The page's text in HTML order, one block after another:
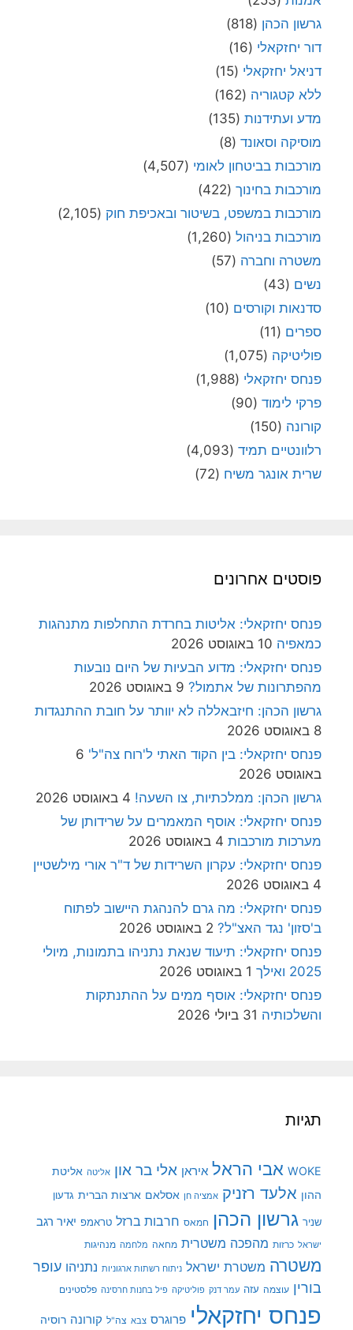
גרשון הכהן (818)
דור יחזקאלי (16)
דניאל יחזקאלי (15)
ללא קטגוריה (162)
מדע ועתידנות (135)
מוסיקה וסאונד (8)
מורכבות בביטחון לאומי (4,507)
מורכבות בחינוך (422)
מורכבות במשפט, בשיטור ובאכיפת חוק (2,105)
מורכבות בניהול (1,260)
משטרה וחברה (57)
נשים (43)
סדנאות וקורסים (10)
ספרים (11)
פוליטיקה (1,075)
פנחס יחזקאלי (1,988)
פרקי לימוד (90)
קורונה (150)
רלוונטיים תמיד (4,093)
שרית אונגר משיח (72)
פוסטים אחרונים
פנחס יחזקאלי: אליטות בחרדת התחלפות מתנהגות
כמאפיה 10 באוגוסט 2026
פנחס יחזקאלי: מדוע הבעיות של היום נובעות
מהפתרונות של אתמול? 9 באוגוסט 2026
גרשון הכהן: חיזבאללה לא יוותר על חובת ההתנגדות
8 באוגוסט 2026
פנחס יחזקאלי: בין הקוד האתי ל'רוח צה"ל' 6
באוגוסט 2026
גרשון הכהן: ממלכתיות, צו השעה! 4 באוגוסט 2026
פנחס יחזקאלי: אוסף המאמרים על שרידותן של
מערכות מורכבות 4 באוגוסט 2026
פנחס יחזקאלי: עקרון השרידות של ד"ר אורי מילשטיין
4 באוגוסט 2026
פנחס יחזקאלי: מה גרם להנהגת היישוב לפתוח
ב'סזון' נגד האצ"ל? 2 באוגוסט 2026
פנחס יחזקאלי: תיעוד שנאת נתניהו בתמונות, מיולי
2025 ואילך
1 באוגוסט 2026
פנחס יחזקאלי: אוסף ממים על ההתנתקות
והשלכותיה 31 ביולי 2026
תגיות
WOKE אבי הראל איראן אלי בר און אליטה אליטת
ההון אלעד רזניק אמציה חן אסלאם ארצות הברית גדעון
שניר גרשון הכהן חמאס חרבות ברזל טראמפ יאיר רגב
ישראל כרזות מהפכה משטרית מחאה מלחמה מנהיגות
משטרה משטרת ישראל ניתוח רשתות ארגוניות נתניהו עופר
בורין עוצמה עזה עמר דנק פוליטיקה פיל בחנות חרסינה פלסטינים
פנחס יחזקאלי פרוגרס צבא צה"ל קורונה רוסיה